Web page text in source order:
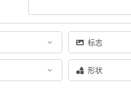
标志
形状